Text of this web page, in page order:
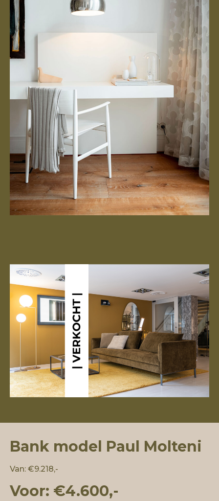
Bank model Paul Molteni
Van: €9.218,-
Voor: €4.600,-